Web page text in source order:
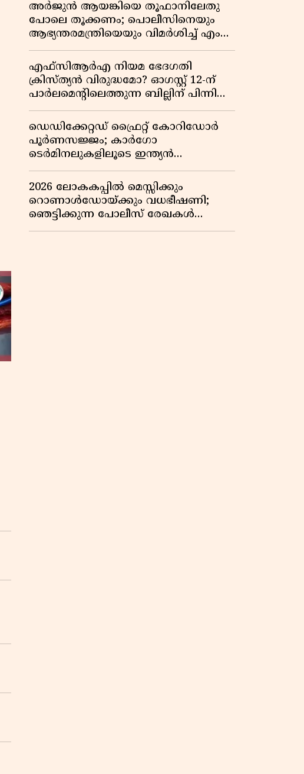
അർജുൻ ആയങ്കിയെ തൂഫാനിലേതു
പോലെ തൂക്കണം; പൊലീസിനെയും
ആഭ്യന്തരമന്ത്രിയെയും വിമർശിച്ച് എം
വി ജയരാജൻ
എഫ്സിആർഎ നിയമ ഭേദഗതി
ക്രിസ്ത്യൻ വിരുദ്ധമോ? ഓഗസ്റ്റ് 12-ന്
പാർലമെന്റിലെത്തുന്ന ബില്ലിന് പിന്നിലെ
യഥാർത്ഥ അജണ്ട എന്ത്?
ഡെഡിക്കേറ്റഡ് ഫ്രൈറ്റ് കോറിഡോർ
പൂർണസജ്ജം; കാർഗോ
ടെർമിനലുകളിലൂടെ ഇന്ത്യൻ
റെയിൽവേയുടെ ചരക്ക് ഗതാഗതത്തിൽ
വൻ കുതിപ്പ്
2026 ലോകകപ്പിൽ മെസ്സിക്കും
റൊണാൾഡോയ്ക്കും വധഭീഷണി;
ഞെട്ടിക്കുന്ന പോലീസ് രേഖകൾ
പുറത്ത്